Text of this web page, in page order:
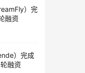
）完
融资
）完成
融资